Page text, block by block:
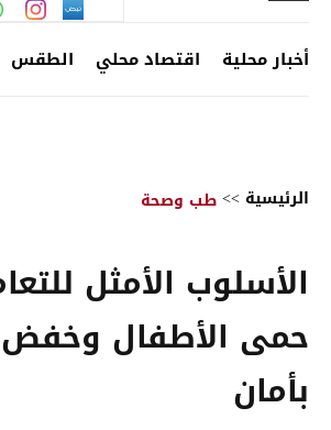
أخبار محلية اقتصاد محلي الطقس
الرئيسية >>طب وصحة
الأسلوب الأمثل
حمى الأطفال وخفض
بأمان